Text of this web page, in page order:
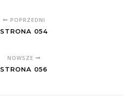
POPRZEDNI
STRONA 054
NOWSZE
STRONA 056